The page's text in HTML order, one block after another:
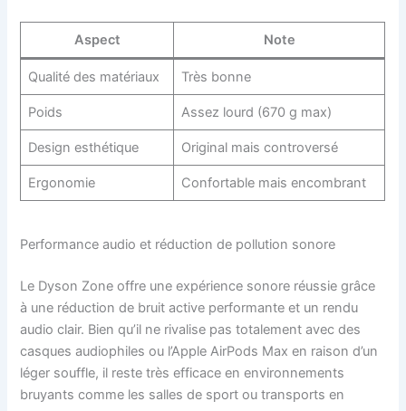
Aspect Note
Qualité des matériaux Très bonne
Poids Assez lourd (670 g max)
Design esthétique Original mais controversé
Ergonomie Confortable mais encombrant
Performance audio et réduction de pollution sonore
Le Dyson Zone offre une expérience sonore réussie grâce
à une réduction de bruit active performante et un rendu
audio clair. Bien qu’il ne rivalise pas totalement avec des
casques audiophiles ou l’Apple AirPods Max en raison d’un
léger souffle, il reste très efficace en environnements
bruyants comme les salles de sport ou transports en